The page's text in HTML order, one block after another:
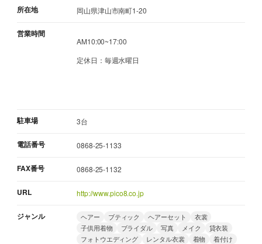
所在地 岡山県津山市南町1-20
営業時間
AM10:00~17:00
定休日：毎週水曜日
駐車場 3台
電話番号 0868-25-1133
FAX番号 0868-25-1132
URL http://www.pico8.co.jp
ジャンル ヘアー ブティック ヘアーセット
衣裳
子供用着物
ブライダル 写真 メイク
貸衣装
フォトウエディング
レンタル衣裳 着物
着付け